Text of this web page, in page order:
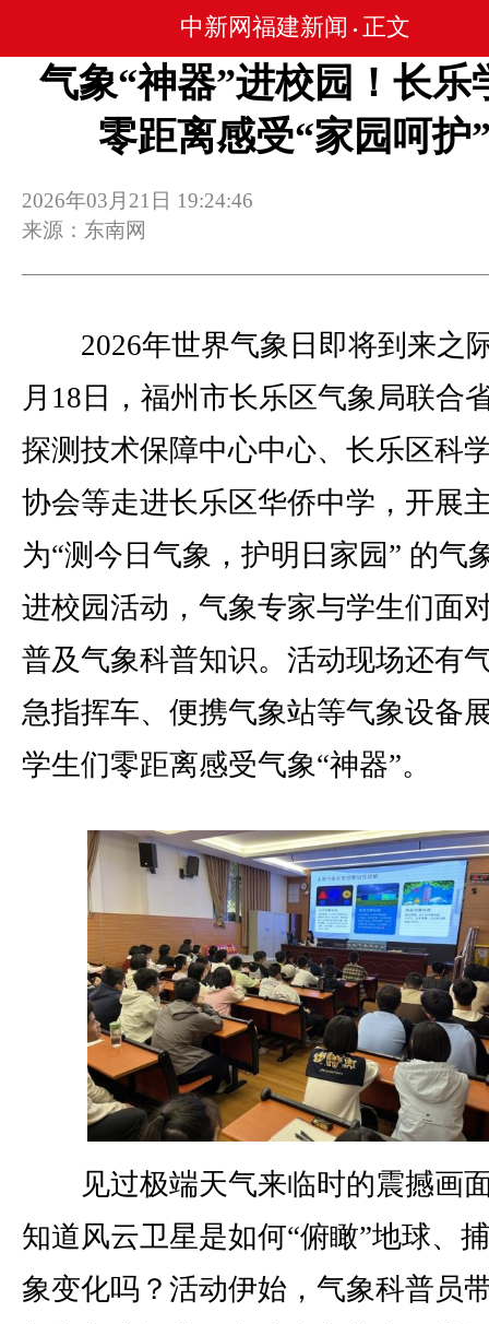
中新网福建新闻 • 正文
气象“神器”进校园！长乐
零距离感受“家园呵护
2026年03月21日 19:24:46
来源：东南网
2026年世界气象日即将到来之
月18日，福州市长乐区气象局联合
探测技术保障中心中心、长乐区科
协会等走进长乐区华侨中学，开展
为“测今日气象，护明日家园” 的气
进校园活动，气象专家与学生们面
普及气象科普知识。活动现场还有
急指挥车、便携气象站等气象设备
学生们零距离感受气象“神器”。
见过极端天气来临时的震撼画
知道风云卫星是如何“俯瞰”地球、
象变化吗？活动伊始，气象科普员